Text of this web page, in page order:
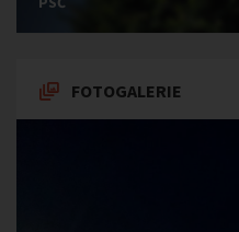
FOTOGALERIE